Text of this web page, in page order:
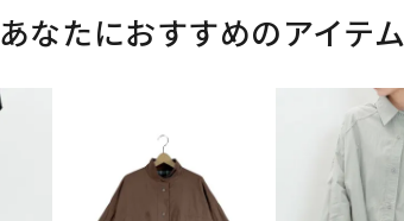
あなたにおすすめのアイテム